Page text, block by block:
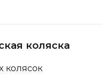
коляска
колясок